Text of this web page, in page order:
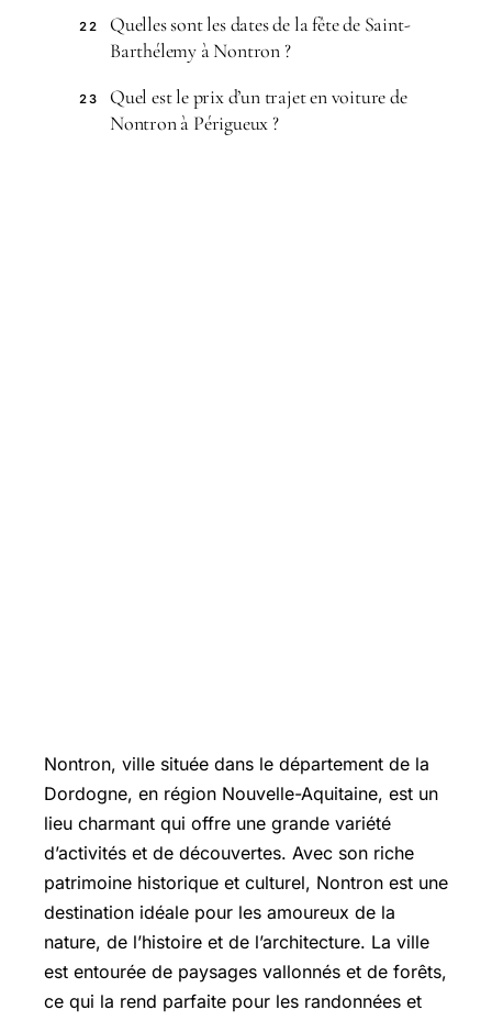
22
Quelles sont les dates de la fête de Saint-
Barthélemy à Nontron ?
23
Quel est le prix d’un trajet en voiture de
Nontron à Périgueux ?
Nontron, ville située dans le département de la
Dordogne, en région Nouvelle-Aquitaine, est un
lieu charmant qui offre une grande variété
d’activités et de découvertes. Avec son riche
patrimoine historique et culturel, Nontron est une
destination idéale pour les amoureux de la
nature, de l’histoire et de l’architecture. La ville
est entourée de paysages vallonnés et de forêts,
ce qui la rend parfaite pour les randonnées et